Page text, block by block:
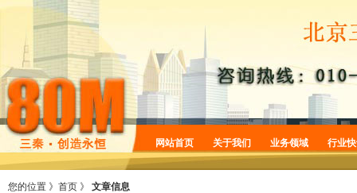
网站首页 关于我们
企业简介
业务领域
商标服务
行业
您的位置 》 首页 》 文章信息